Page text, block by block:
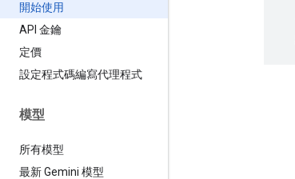
開始使用
API 金鑰
定價
設定程式碼編寫代理程式
模型
所有模型
最新 Gemini 模型